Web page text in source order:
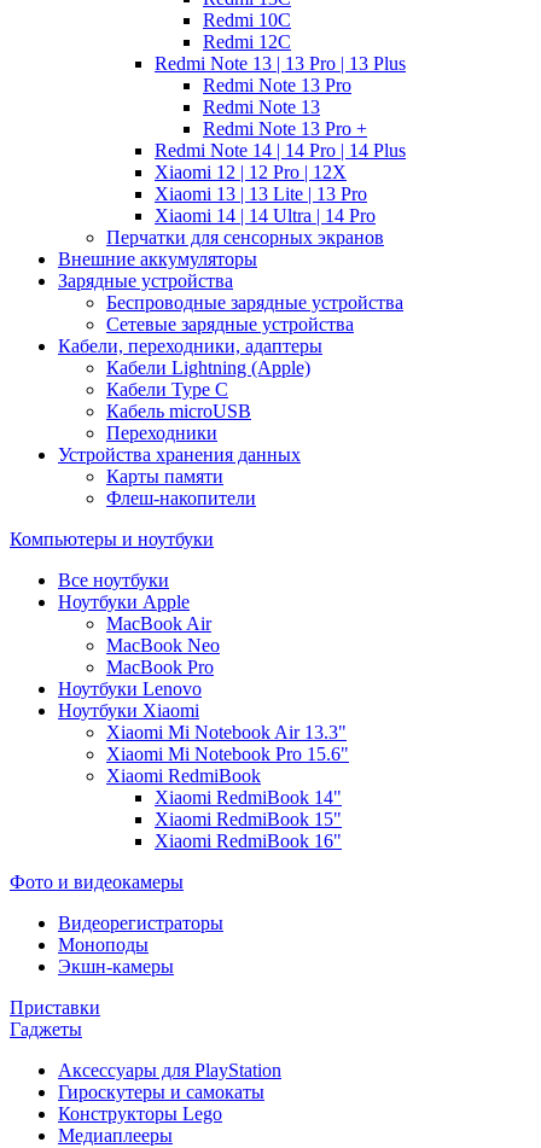
Redmi 10C
Redmi 12C
Redmi Note 13 | 13 Pro | 13 Plus
Redmi Note 13 Pro
Redmi Note 13
Redmi Note 13 Pro +
Redmi Note 14 | 14 Pro | 14 Plus
Xiaomi 12 | 12 Pro | 12X
Xiaomi 13 | 13 Lite | 13 Pro
Xiaomi 14 | 14 Ultra | 14 Pro
Перчатки для сенсорных экранов
Внешние аккумуляторы
Зарядные устройства
Беспроводные зарядные устройства
Сетевые зарядные устройства
Кабели, переходники, адаптеры
Кабели Lightning (Apple)
Кабели Type C
Кабель microUSB
Переходники
Устройства хранения данных
Карты памяти
Флеш-накопители
Компьютеры и ноутбуки
Все ноутбуки
Ноутбуки Apple
MacBook Air
MacBook Neo
MacBook Pro
Ноутбуки Lenovo
Ноутбуки Xiaomi
Xiaomi Mi Notebook Air 13.3"
Xiaomi Mi Notebook Pro 15.6"
Xiaomi RedmiBook
Xiaomi RedmiBook 14"
Xiaomi RedmiBook 15"
Xiaomi RedmiBook 16"
Фото и видеокамеры
Видеорегистраторы
Моноподы
Экшн-камеры
Приставки
Гаджеты
Аксессуары для PlayStation
Гироскутеры и самокаты
Конструкторы Lego
Медиаплееры